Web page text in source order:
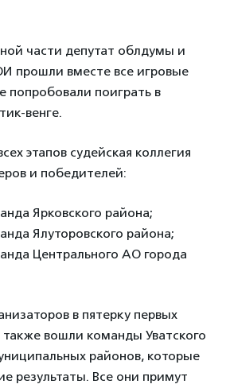
части депутат облдумы и
прошли вместе все игровые
попробовали поиграть в
венге.
этапов судейская коллегия
и победителей:
Ярковского района;
Ялуторовского района;
Центрального АО города
в пятерку первых
вошли команды Уватского
районов, которые
результаты. Все они примут